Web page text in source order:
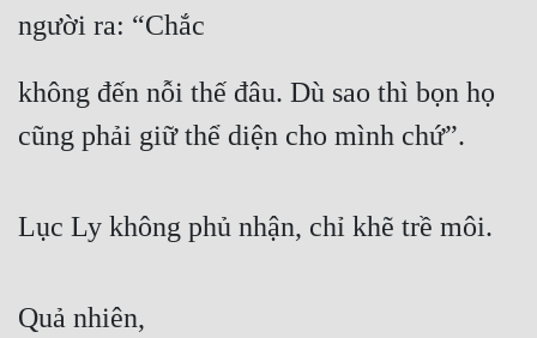
Quân Sự
Thanh Xuân
Tiểu Thuyết
người ra: “Chắc
không đến nỗi thế đâu. Dù sao thì bọn họ
cũng phải giữ thể diện cho mình chứ”.
Lục Ly không phủ nhận, chỉ khẽ trề môi.
Quả nhiên,